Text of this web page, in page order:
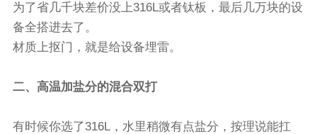
为了省几千块差价没上316L或者钛板，最后几万块的设
备全搭进去了。
材质上抠门，就是给设备埋雷。
二、高温加盐分的混合双打
有时候你选了316L，水里稍微有点盐分，按理说能扛